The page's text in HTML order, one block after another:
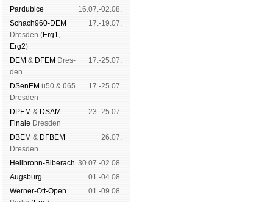
Pardu­bice
16.07.-02.08.
Schach960-DEM
Dres­den (Erg1,
Erg2)
17.-19.07.
DEM & DFEM Dres­
den
17.-25.07.
DSenEM ü50 & ü65
Dres­den
17.-25.07.
DPEM & DSAM-
Finale Dres­den
23.-25.07.
DBEM & DFBEM
Dres­den
26.07.
Heil­bronn-Bi­ber­ach 30.07.-02.08.
Augs­burg
01.-04.08.
Werner-Ott-Open
01.-09.08.